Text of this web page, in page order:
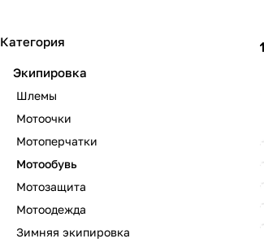
Категория
Экипировка
Шлемы
Мотоочки
Мотоперчатки
Мотообувь
Мотозащита
Мотоодежда
Зимняя экипировка